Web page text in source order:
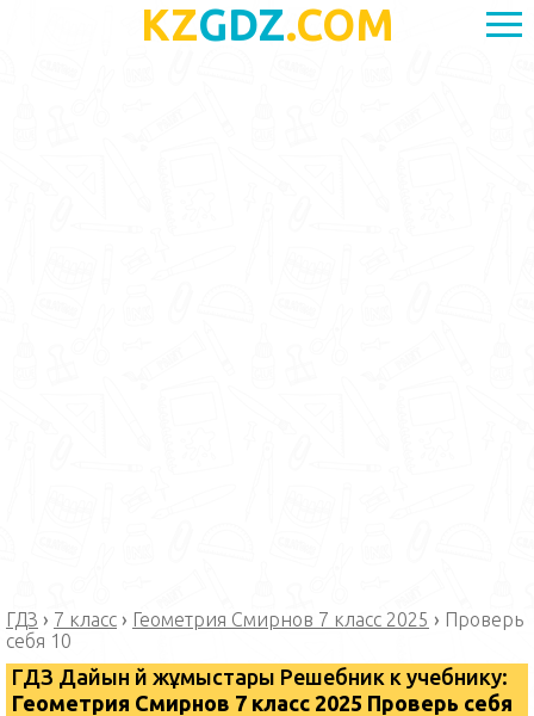
KZGDZ.COM
ГДЗ › 7 класс › Геометрия Смирнов 7 класс 2025 › Проверь
себя 10
ГДЗ Дайын үй жұмыстары Решебник к учебнику:
Геометрия Смирнов 7 класс 2025 Проверь себя